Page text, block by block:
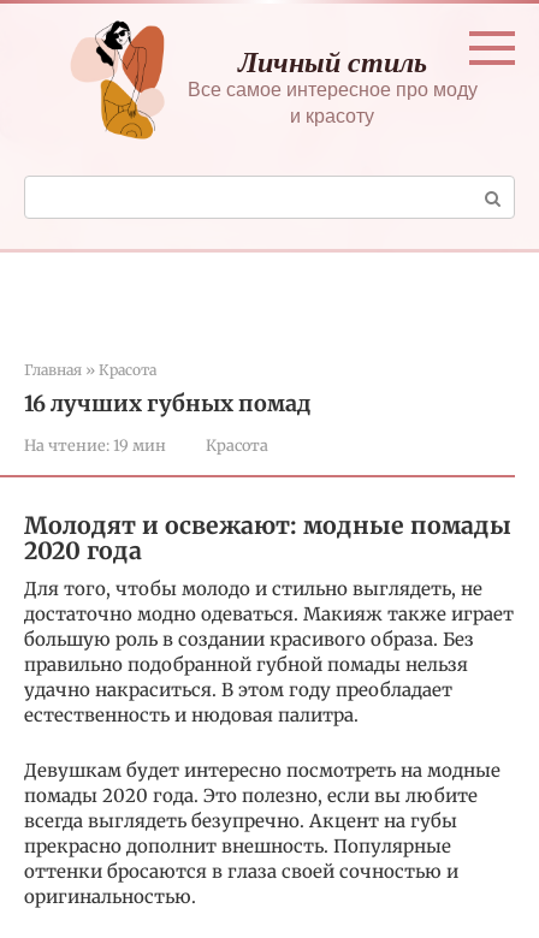
Перейти
контенту
Личный стиль
Все самое интересное про моду
и красоту
Поиск:
Главная » Красота
16 лучших губных помад
На чтение: 19 мин Красота
Молодят и освежают: модные помады
2020 года
Для того, чтобы молодо и стильно выглядеть, не
достаточно модно одеваться. Макияж также играет
большую роль в создании красивого образа. Без
правильно подобранной губной помады нельзя
удачно накраситься. В этом году преобладает
естественность и нюдовая палитра.
Девушкам будет интересно посмотреть на модные
помады 2020 года. Это полезно, если вы любите
всегда выглядеть безупречно. Акцент на губы
прекрасно дополнит внешность. Популярные
оттенки бросаются в глаза своей сочностью и
оригинальностью.